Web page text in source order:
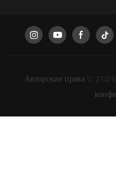
Лезвием И Внешним
Авторские права ©